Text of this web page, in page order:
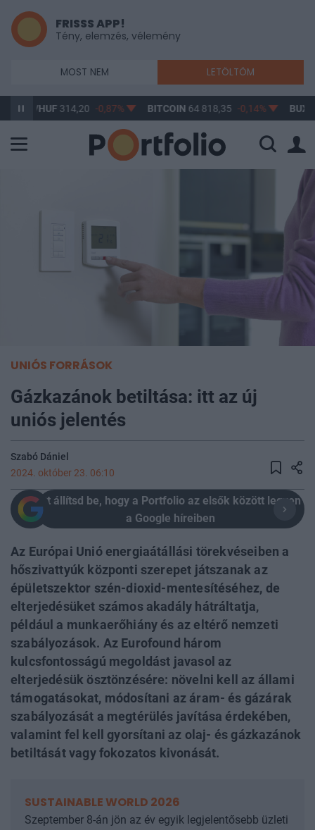
FRISSS APP!
Tény, elemzés, vélemény
MOST NEM LETÖLTÖM
HUF 314,20 -0,87% BITCOIN64 818,35 -0,14% BUX148
UNIÓS FORRÁSOK
Gázkazánok betiltása: itt az új
uniós jelentés
Szabó Dániel
2024. október 23. 06:10
Itt állítsd be, hogy a Portfolio az elsők között legyen
a Google híreiben
Az Európai Unió energiaátállási törekvéseiben a
hőszivattyúk központi szerepet játszanak az
épületszektor szén-dioxid-mentesítéséhez, de
elterjedésüket számos akadály hátráltatja,
például a munkaerőhiány és az eltérő nemzeti
szabályozások. Az Eurofound három
kulcsfontosságú megoldást javasol az
elterjedésük ösztönzésére: növelni kell az állami
támogatásokat, módosítani az áram- és gázárak
szabályozását a megtérülés javítása érdekében,
valamint fel kell gyorsítani az olaj- és gázkazánok
betiltását vagy fokozatos kivonását.
SUSTAINABLE WORLD 2026
Szeptember 8-án jön az év egyik legjelentősebb üzleti